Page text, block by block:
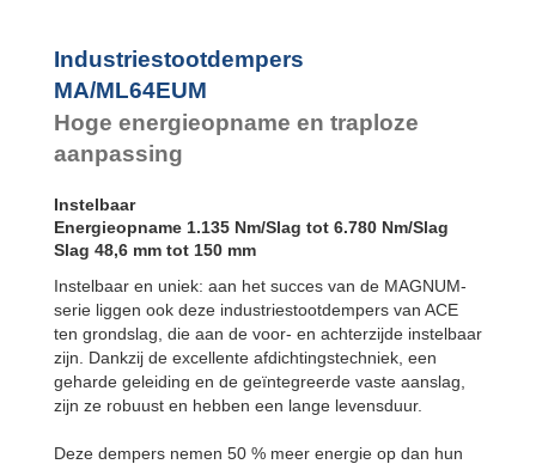
Industriestootdempers
MA/ML64EUM
Hoge energieopname en traploze
aanpassing
Instelbaar
Energieopname 1.135 Nm/Slag tot 6.780 Nm/Slag
Slag 48,6 mm tot 150 mm
Instelbaar en uniek: aan het succes van de MAGNUM-
serie liggen ook deze industriestootdempers van ACE
ten grondslag, die aan de voor- en achterzijde instelbaar
zijn. Dankzij de excellente afdichtingstechniek, een
geharde geleiding en de geïntegreerde vaste aanslag,
zijn ze robuust en hebben een lange levensduur.
Deze dempers nemen 50 % meer energie op dan hun